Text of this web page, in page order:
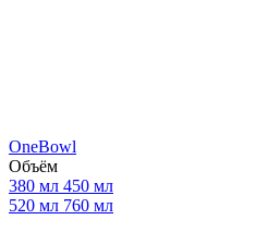
OneBowl
Объём
380 мл 450 мл
520 мл 760 мл